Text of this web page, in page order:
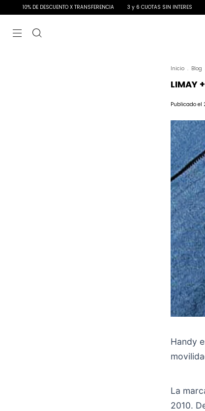
10% DE DESCUENTO X TRANSFERENCIA 3 y 6 CUOTAS SIN INTERES
Inicio . Blog
LIMAY
Publicado
Handy
La
2010.